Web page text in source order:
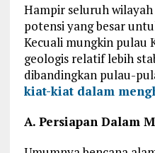
Hampir seluruh
potensi yang besar
Kecuali mungkin pulau
geologis relatif lebih
dibandingkan pulau-
kiat-kiat dalam
A. Persiapan Dalam